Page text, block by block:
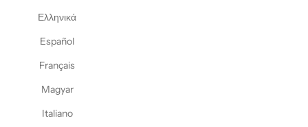
Ελληνικά
Español
Français
Magyar
Italiano